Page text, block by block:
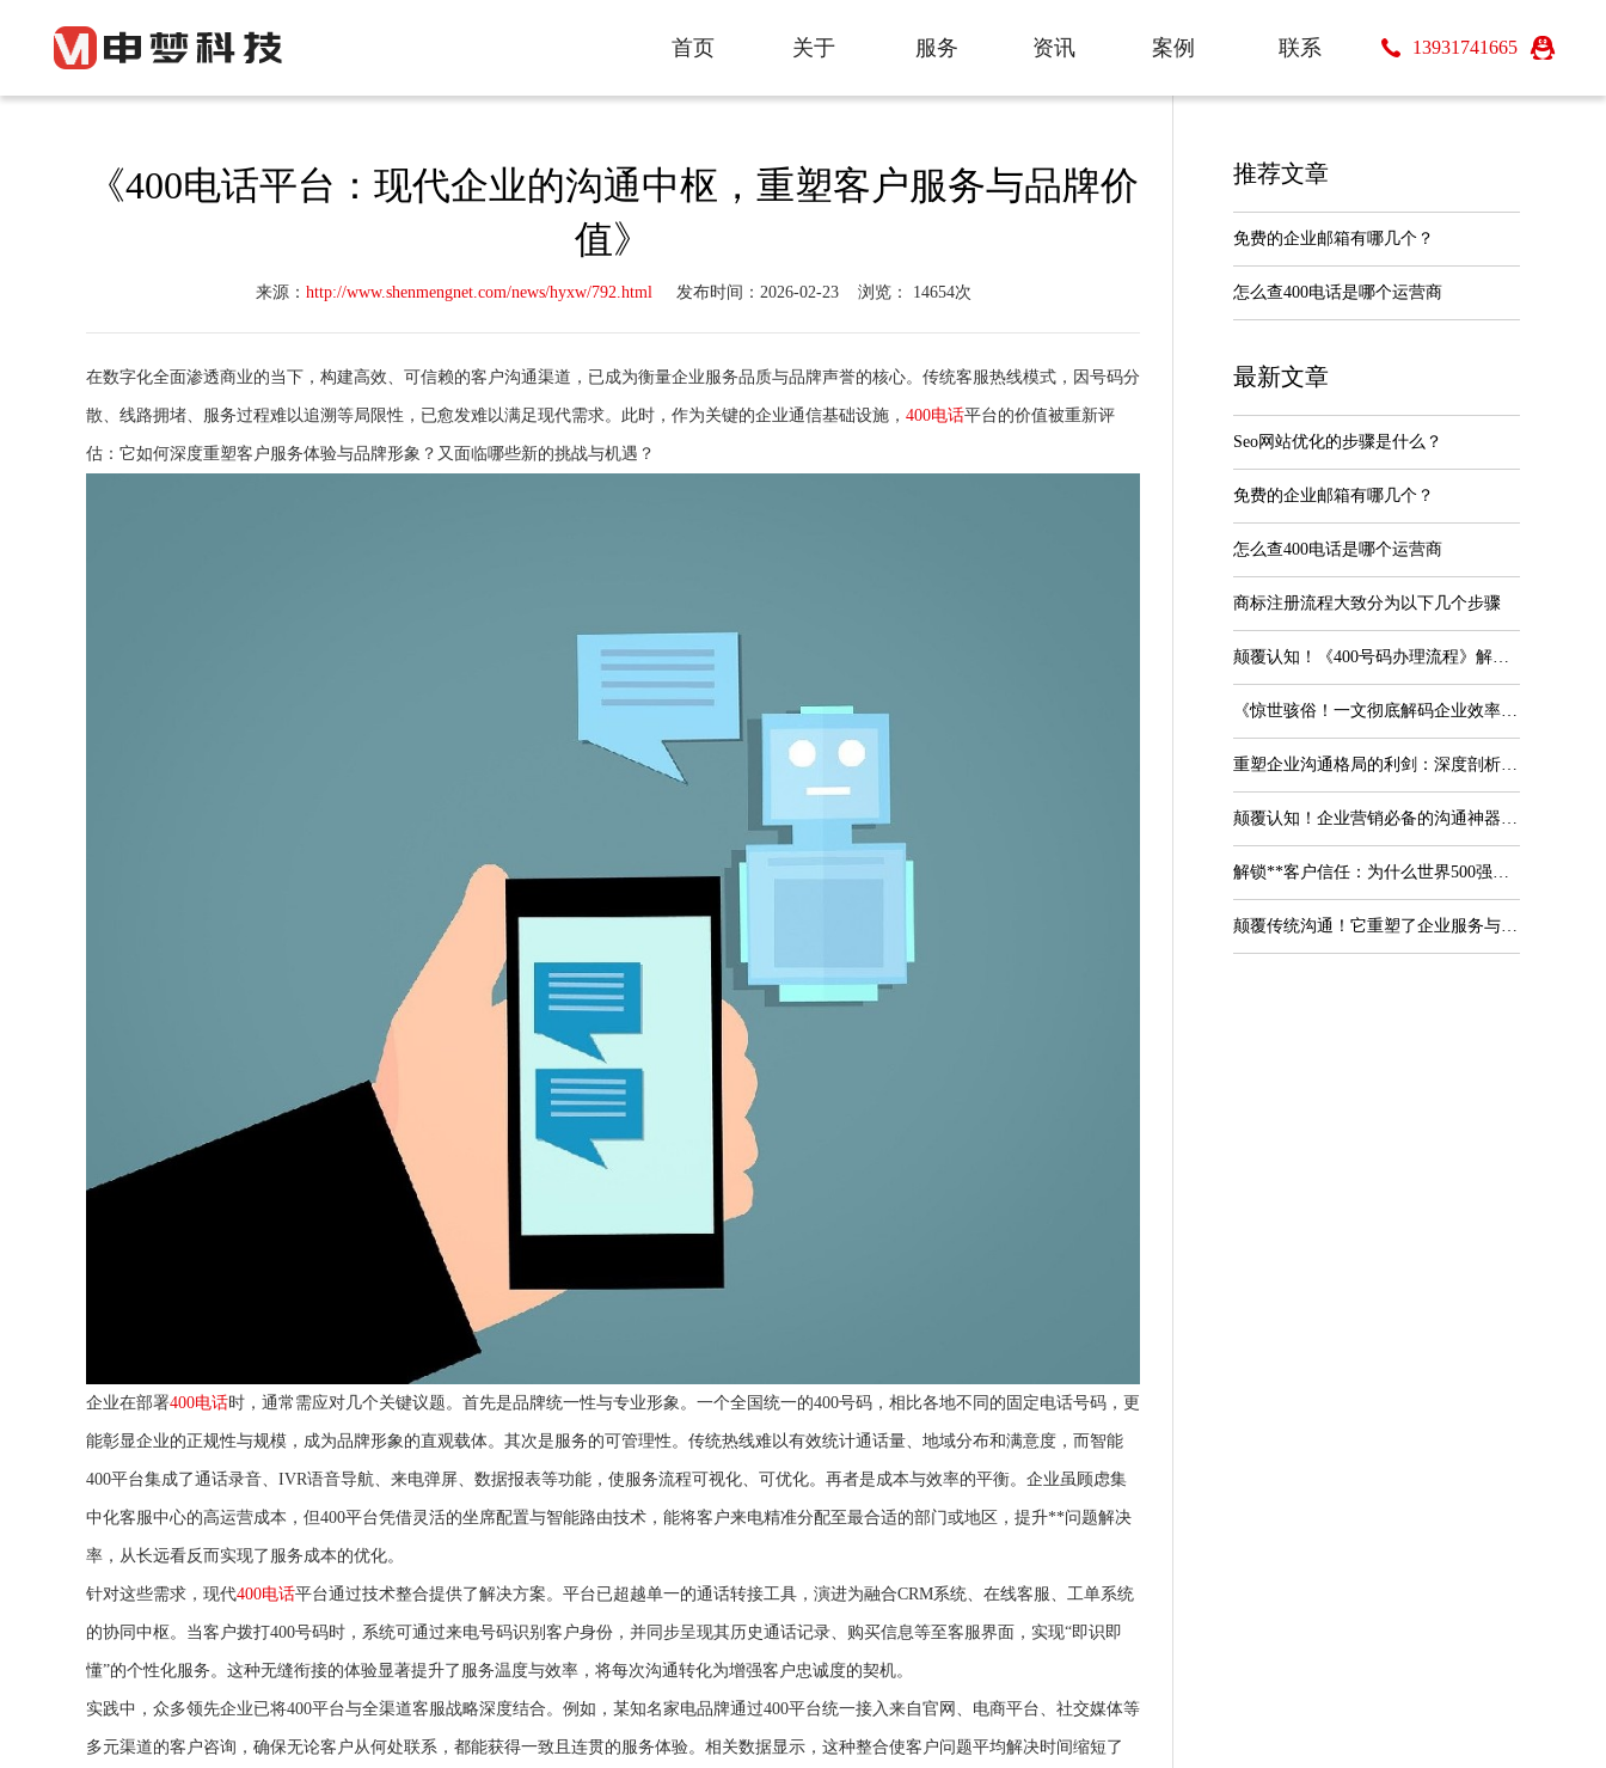
13931741665
首页
关于
服务
资讯
案例
联系
《400电话平台：现代企业的沟通中枢，重塑客户服务与品牌价
值》
来源： http://www.shenmengnet.com/news/hyxw/792.html 发布时间：2026-02-23 浏览： 14654次
在数字化全面渗透商业的当下，构建高效、可信赖的客户沟通渠道，已成为衡量企业服务品质与品牌声誉的核心。传统客服热线模式，因号码分
散、线路拥堵、服务过程难以追溯等局限性，已愈发难以满足现代需求。此时，作为关键的企业通信基础设施， 400电话平台的价值被重新评
估：它如何深度重塑客户服务体验与品牌形象？又面临哪些新的挑战与机遇？
企业在部署400电话时，通常需应对几个关键议题。首先是品牌统一性与专业形象。一个全国统一的400号码，相比各地不同的固定电话号码，更
能彰显企业的正规性与规模，成为品牌形象的直观载体。其次是服务的可管理性。传统热线难以有效统计通话量、地域分布和满意度，而智能
400平台集成了通话录音、IVR语音导航、来电弹屏、数据报表等功能，使服务流程可视化、可优化。再者是成本与效率的平衡。企业虽顾虑集
中化客服中心的高运营成本，但400平台凭借灵活的坐席配置与智能路由技术，能将客户来电精准分配至最合适的部门或地区，提升**问题解决
率，从长远看反而实现了服务成本的优化。
针对这些需求，现代400电话平台通过技术整合提供了解决方案。平台已超越单一的通话转接工具，演进为融合CRM系统、在线客服、工单系统
的协同中枢。当客户拨打400号码时，系统可通过来电号码识别客户身份，并同步呈现其历史通话记录、购买信息等至客服界面，实现“即识即
懂”的个性化服务。这种无缝衔接的体验显著提升了服务温度与效率，将每次沟通转化为增强客户忠诚度的契机。
实践中，众多领先企业已将400平台与全渠道客服战略深度结合。例如，某知名家电品牌通过400平台统一接入来自官网、电商平台、社交媒体等
多元渠道的客户咨询，确保无论客户从何处联系，都能获得一致且连贯的服务体验。相关数据显示，这种整合使客户问题平均解决时间缩短了
推荐文章
免费的企业邮箱有哪几个？
怎么查400电话是哪个运营商
最新文章
Seo网站优化的步骤是什么？
免费的企业邮箱有哪几个？
怎么查400电话是哪个运营商
商标注册流程大致分为以下几个步骤
颠覆认知！《400号码办理流程》解密：企业通信升级的**攻略
《惊世骇俗！一文彻底解码企业效率提升秘诀——"400电话怎么用"的现代商业实战全解析》
重塑企业沟通格局的利剑：深度剖析400电话套餐的六大核心优势与战略价值
颠覆认知！企业营销必备的沟通神器——一文详解400的电话怎么申请的秘密法则
解锁**客户信任：为什么世界500强的400电话官方客服系统是品牌护城河？
颠覆传统沟通！它重塑了企业服务与客户信赖的“神经网络”——《400电话功能》的革新价值与应用之道